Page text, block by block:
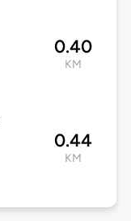
0.40
KM
0.44
KM